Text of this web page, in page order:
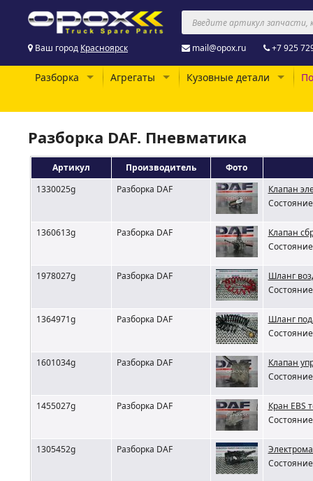
Ваш город Красноярск mail@opox.ru +7 925
Разборка Агрегаты Кузовные детали
Разборка DAF. Пневматика
Артикул Производитель
Фото
1330025g
Разборка DAF
Клапан
1360613g Разборка DAF
Клапан
1978027g Разборка DAF
Шланг
1364971g Разборка DAF
Шланг
1601034g Разборка DAF
Клапан
1455027g Разборка DAF
Кран EBS
1305452g Разборка DAF